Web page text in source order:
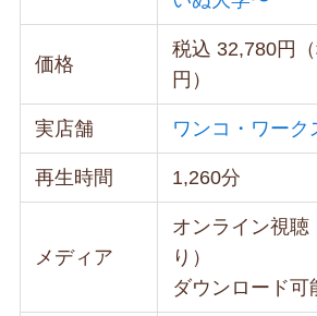
価格
税込 32,780円
円）
実店舗 ワンコ・ワーク
再生時間 1,260分
メディア
オンライン視聴
り）
ダウンロード可